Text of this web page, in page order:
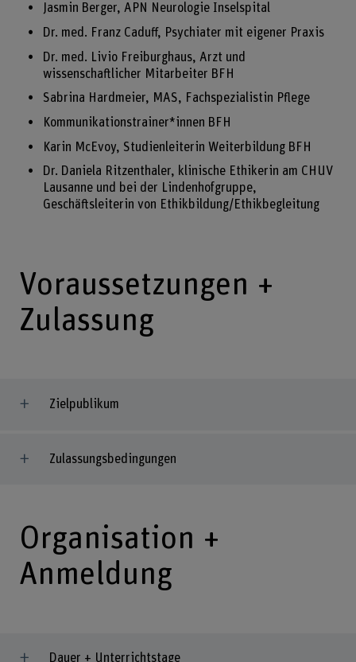
Jasmin Berger, APN Neurologie Inselspital
Dr. med. Franz Caduff, Psychiater mit eigener Praxis
Dr. med. Livio Freiburghaus, Arzt und
wissenschaftlicher Mitarbeiter BFH
Sabrina Hardmeier, MAS, Fachspezialistin Pflege
Kommunikationstrainer*innen BFH
Karin McEvoy, Studienleiterin Weiterbildung BFH
Dr. Daniela Ritzenthaler, klinische Ethikerin am CHUV
Lausanne und bei der Lindenhofgruppe,
Geschäftsleiterin von Ethikbildung/Ethikbegleitung
Voraussetzungen +
Zulassung
Zielpublikum
Zulassungsbedingungen
Organisation +
Anmeldung
Dauer + Unterrichtstage